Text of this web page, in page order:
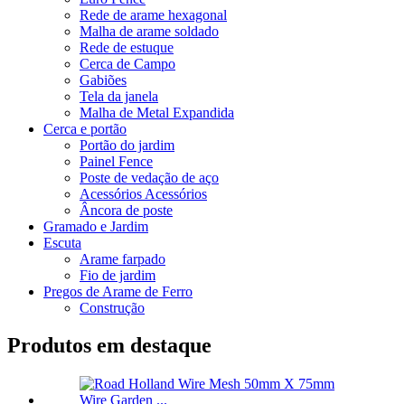
Rede de arame hexagonal
Malha de arame soldado
Rede de estuque
Cerca de Campo
Gabiões
Tela da janela
Malha de Metal Expandida
Cerca e portão
Portão do jardim
Painel Fence
Poste de vedação de aço
Acessórios Acessórios
Âncora de poste
Gramado e Jardim
Escuta
Arame farpado
Fio de jardim
Pregos de Arame de Ferro
Construção
Produtos em destaque